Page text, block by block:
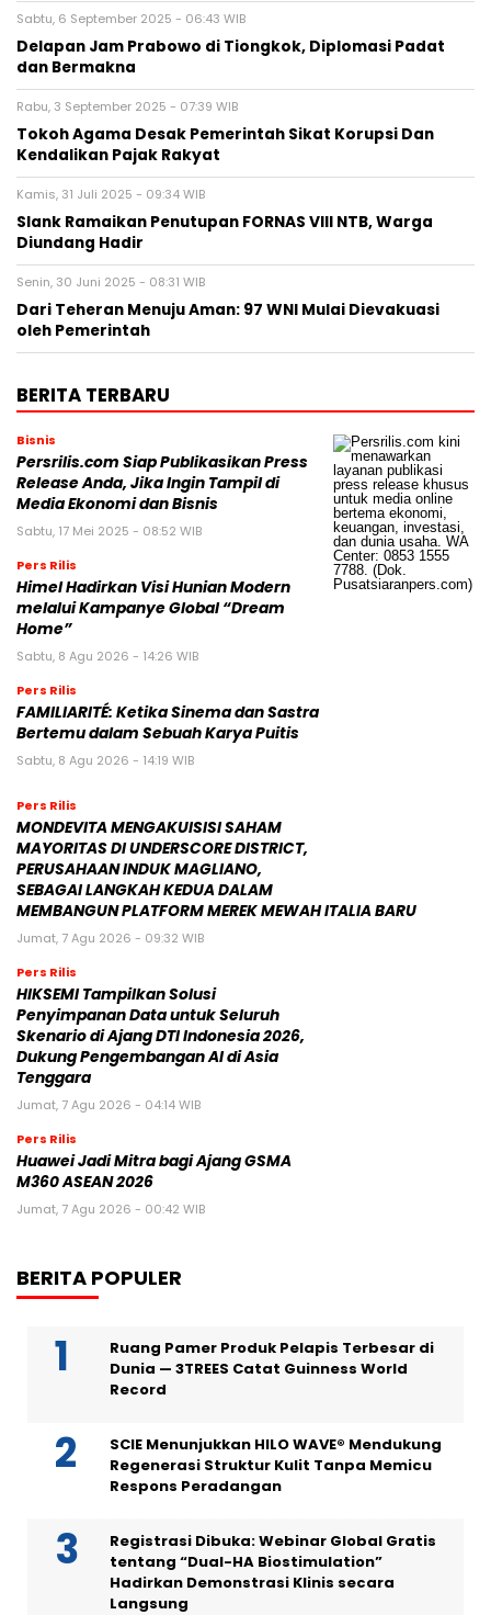
Sabtu, 6 September 2025 - 06:43 WIB
Delapan Jam Prabowo di Tiongkok, Diplomasi Padat
dan Bermakna
Rabu, 3 September 2025 - 07:39 WIB
Tokoh Agama Desak Pemerintah Sikat Korupsi Dan
Kendalikan Pajak Rakyat
Kamis, 31 Juli 2025 - 09:34 WIB
Slank Ramaikan Penutupan FORNAS VIII NTB, Warga
Diundang Hadir
Senin, 30 Juni 2025 - 08:31 WIB
Dari Teheran Menuju Aman: 97 WNI Mulai Dievakuasi
oleh Pemerintah
BERITA TERBARU
Bisnis
Persrilis.com Siap Publikasikan Press
Release Anda, Jika Ingin Tampil di
Media Ekonomi dan Bisnis
Sabtu, 17 Mei 2025 - 08:52 WIB
Pers Rilis
Himel Hadirkan Visi Hunian Modern
melalui Kampanye Global “Dream
Home”
Sabtu, 8 Agu 2026 - 14:26 WIB
Pers Rilis
FAMILIARITÉ: Ketika Sinema dan Sastra
Bertemu dalam Sebuah Karya Puitis
Sabtu, 8 Agu 2026 - 14:19 WIB
Pers Rilis
MONDEVITA MENGAKUISISI SAHAM
MAYORITAS DI UNDERSCORE DISTRICT,
PERUSAHAAN INDUK MAGLIANO,
SEBAGAI LANGKAH KEDUA DALAM
MEMBANGUN PLATFORM MEREK MEWAH ITALIA BARU
Jumat, 7 Agu 2026 - 09:32 WIB
Pers Rilis
HIKSEMI Tampilkan Solusi
Penyimpanan Data untuk Seluruh
Skenario di Ajang DTI Indonesia 2026,
Dukung Pengembangan AI di Asia
Tenggara
Jumat, 7 Agu 2026 - 04:14 WIB
Pers Rilis
Huawei Jadi Mitra bagi Ajang GSMA
M360 ASEAN 2026
Jumat, 7 Agu 2026 - 00:42 WIB
BERITA POPULER
Ruang Pamer Produk Pelapis Terbesar di
Dunia — 3TREES Catat Guinness World
Record
SCIE Menunjukkan HILO WAVE® Mendukung
Regenerasi Struktur Kulit Tanpa Memicu
Respons Peradangan
Registrasi Dibuka: Webinar Global Gratis
tentang “Dual-HA Biostimulation”
Hadirkan Demonstrasi Klinis secara
Langsung